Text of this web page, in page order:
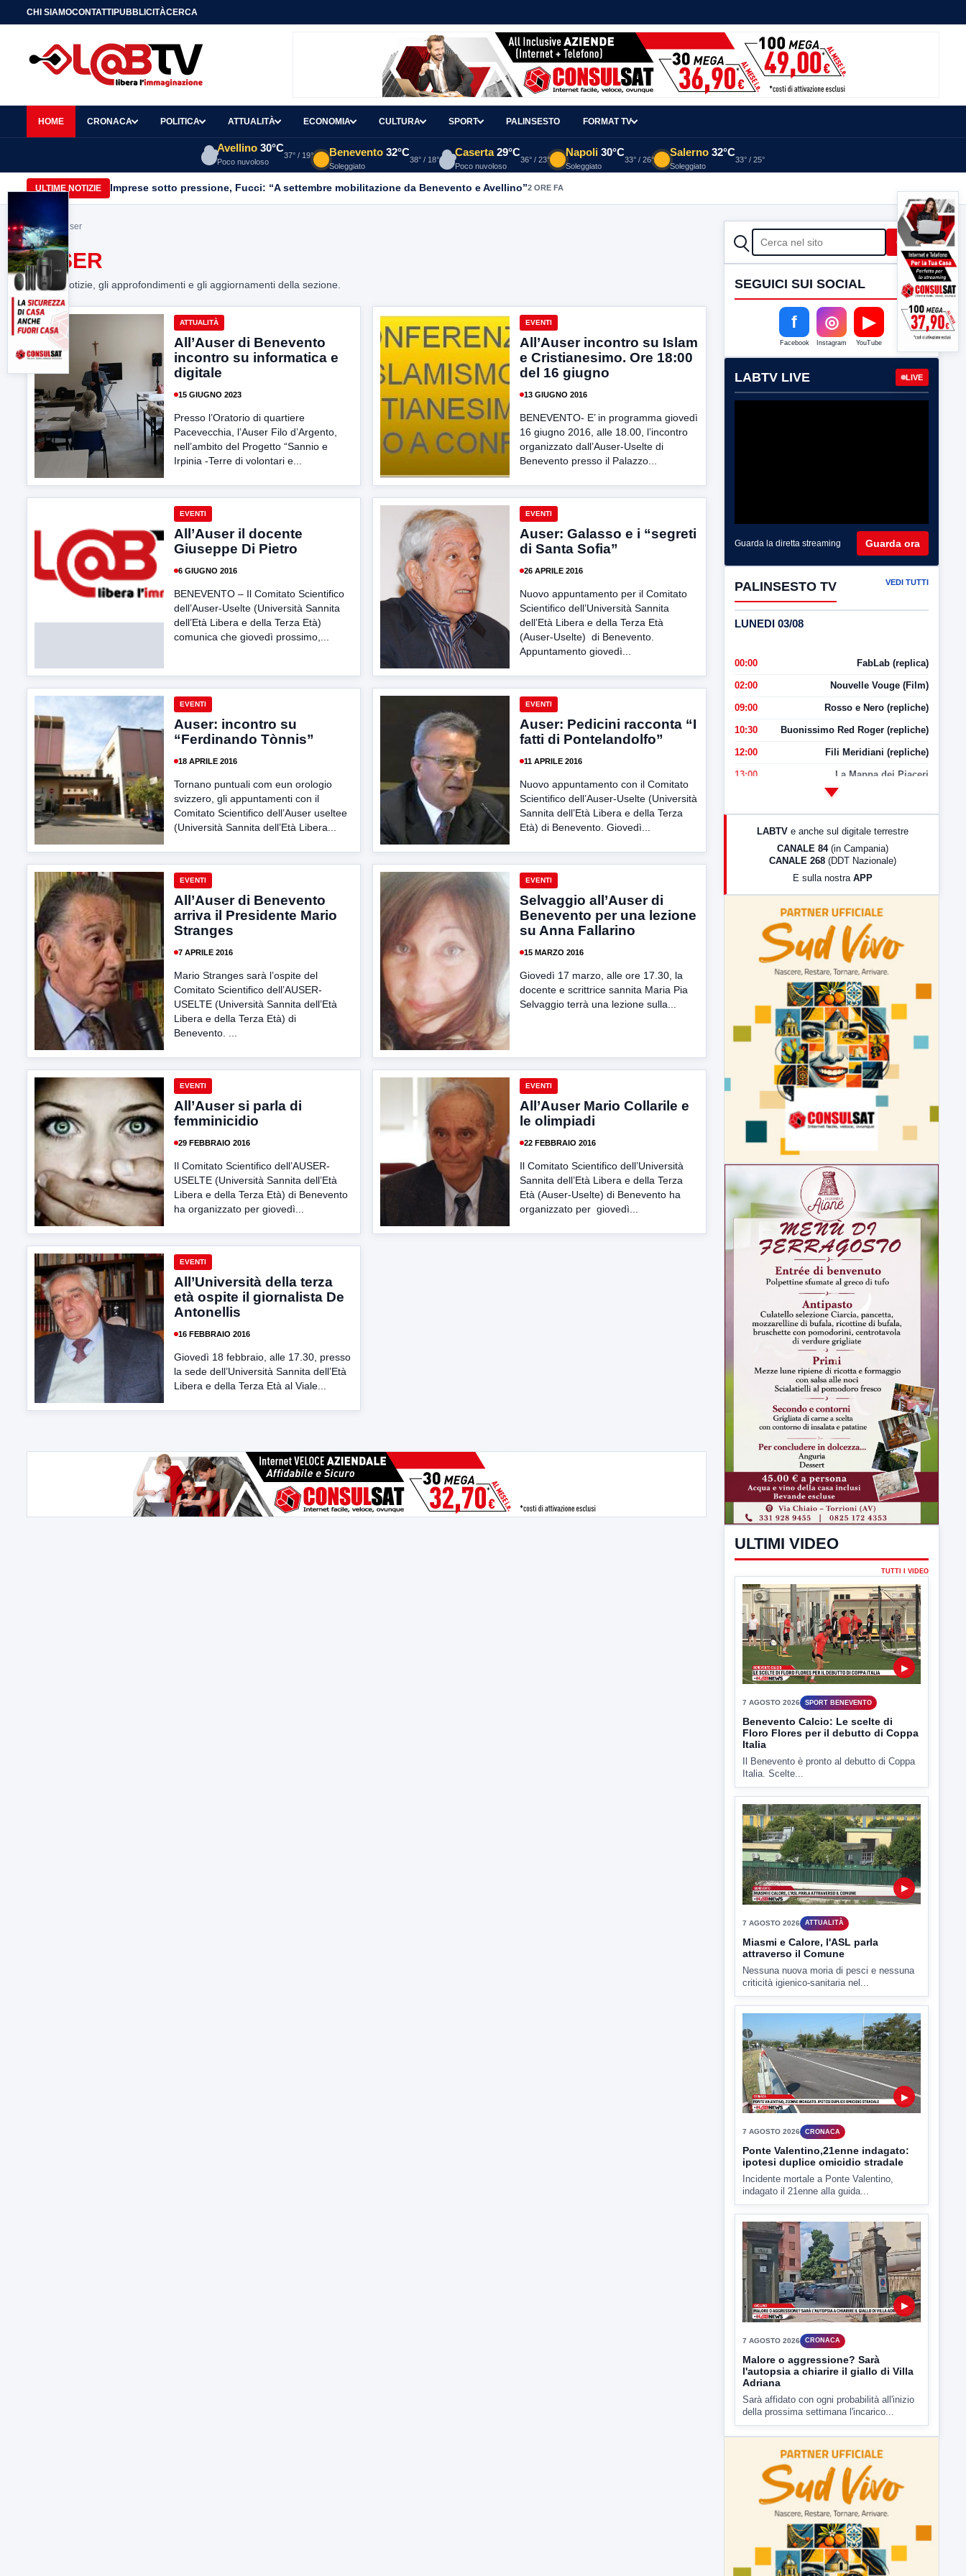
CHI SIAMOCONTATTIPUBBLICITÀCERCA
HOME CRONACA POLITICA ATTUALITÀ ECONOMIA CULTURA SPORT PALINSESTO FORMAT TV
Avellino 30°C
Poco nuvoloso
37° / 19° Benevento 32°C
Soleggiato
38° / 18°
Caserta 29°C
Poco nuvoloso
36° / 23°
Napoli 30°C
Soleggiato
33° / 26°
Salerno 32°C
Soleggiato
33° / 25°
ULTIME NOTIZIE Imprese sotto pressione, Fucci: “A settembre mobilitazione da Benevento e Avellino”2 ORE FA
Home> auser
AUSER
Tutte le notizie, gli approfondimenti e gli aggiornamenti della sezione.
ATTUALITÀ
All’Auser di Benevento
incontro su informatica e
digitale
15 GIUGNO 2023
Presso l’Oratorio di quartiere
Pacevecchia, l’Auser Filo d’Argento,
nell’ambito del Progetto “Sannio e
Irpinia -Terre di volontari e...
EVENTI
All’Auser incontro su Islam
e Cristianesimo. Ore 18:00
del 16 giugno
13 GIUGNO 2016
BENEVENTO- E’ in programma giovedì
16 giugno 2016, alle 18.00, l’incontro
organizzato dall’Auser-Uselte di
Benevento presso il Palazzo...
EVENTI
All’Auser il docente
Giuseppe Di Pietro
6 GIUGNO 2016
BENEVENTO – Il Comitato Scientifico
dell’Auser-Uselte (Università Sannita
dell’Età Libera e della Terza Età)
comunica che giovedì prossimo,...
EVENTI
Auser: Galasso e i “segreti
di Santa Sofia”
26 APRILE 2016
Nuovo appuntamento per il Comitato
Scientifico dell’Università Sannita
dell’Età Libera e della Terza Età
(Auser-Uselte) di Benevento.
Appuntamento giovedì...
EVENTI
Auser: incontro su
“Ferdinando Tònnis”
18 APRILE 2016
Tornano puntuali com eun orologio
svizzero, gli appuntamenti con il
Comitato Scientifico dell’Auser useltee
(Università Sannita dell’Età Libera...
EVENTI
Auser: Pedicini racconta “I
fatti di Pontelandolfo”
11 APRILE 2016
Nuovo appuntamento con il Comitato
Scientifico dell’Auser-Uselte (Università
Sannita dell’Età Libera e della Terza
Età) di Benevento. Giovedì...
EVENTI
All’Auser di Benevento
arriva il Presidente Mario
Stranges
7 APRILE 2016
Mario Stranges sarà l’ospite del
Comitato Scientifico dell’AUSER-
USELTE (Università Sannita dell’Età
Libera e della Terza Età) di
Benevento. ...
EVENTI
Selvaggio all’Auser di
Benevento per una lezione
su Anna Fallarino
15 MARZO 2016
Giovedì 17 marzo, alle ore 17.30, la
docente e scrittrice sannita Maria Pia
Selvaggio terrà una lezione sulla...
EVENTI
All’Auser si parla di
femminicidio
29 FEBBRAIO 2016
Il Comitato Scientifico dell’AUSER-
USELTE (Università Sannita dell’Età
Libera e della Terza Età) di Benevento
ha organizzato per giovedì...
EVENTI
All’Auser Mario Collarile e
le olimpiadi
22 FEBBRAIO 2016
Il Comitato Scientifico dell’Università
Sannita dell’Età Libera e della Terza
Età (Auser-Uselte) di Benevento ha
organizzato per giovedì...
EVENTI
All’Università della terza
età ospite il giornalista De
Antonellis
16 FEBBRAIO 2016
Giovedì 18 febbraio, alle 17.30, presso
la sede dell’Università Sannita dell’Età
Libera e della Terza Età al Viale...
CERCA Cerca
SEGUICI SUI SOCIAL
f
Facebook
◎
Instagram
▶
YouTube
LABTV LIVE LIVE
Guarda la diretta streaming Guarda ora
PALINSESTO TV VEDI TUTTI
LUNEDI 03/08
00:00 FabLab (replica)
02:00 Nouvelle Vouge (Film)
09:00 Rosso e Nero (repliche)
10:30 Buonissimo Red Roger (repliche)
12:00 Fili Meridiani (repliche)
13:00 La Mappa dei Piaceri
LabNews (Diretta)
LabNews (replica)
LABTV e anche sul digitale terrestre
CANALE 84 (in Campania)
CANALE 268 (DDT Nazionale)
E sulla nostra APP
ULTIMI VIDEO
TUTTI I VIDEO
▶
7 AGOSTO 2026 SPORT BENEVENTO
Benevento Calcio: Le scelte di
Floro Flores per il debutto di Coppa
Italia
Il Benevento è pronto al debutto di Coppa
Italia. Scelte...
7 AGOSTO 2026
Miasmi e Calore, l'ASL parla
attraverso il Comune
Nessuna nuova moria di pesci e nessuna
criticità igienico-sanitaria nel...
7 AGOSTO 2026 CRONACA
Ponte Valentino,21enne indagato:
ipotesi duplice omicidio stradale
Incidente mortale a Ponte Valentino,
indagato il 21enne alla guida...
▶
7 AGOSTO 2026 CRONACA
Malore o aggressione? Sarà
l'autopsia a chiarire il giallo di Villa
Adriana
Sarà affidato con ogni probabilità all'inizio
della prossima settimana l'incarico...